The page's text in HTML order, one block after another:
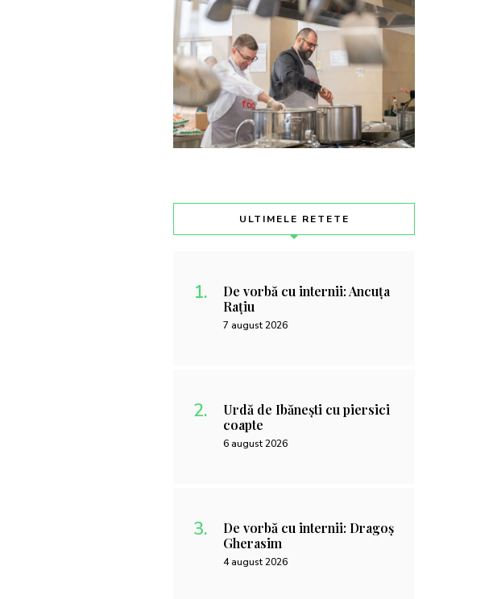
ULTIMELE RETETE
De vorbă cu internii: Ancuța
Rațiu
7 august 2026
Urdă de Ibănești cu piersici
coapte
6 august 2026
De vorbă cu internii: Dragoș
Gherasim
4 august 2026